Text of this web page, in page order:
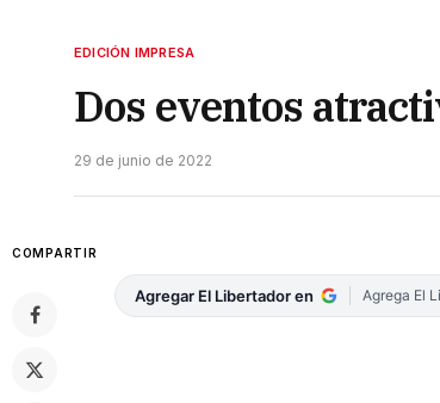
EDICIÓN IMPRESA
Dos eventos
29 de junio de 2022
COMPARTIR
Agregar El Libertador en Agrega El